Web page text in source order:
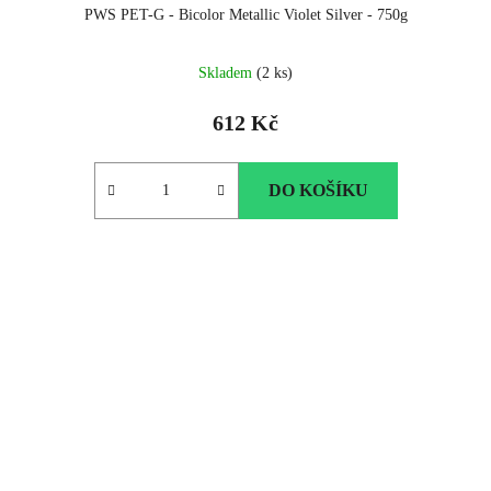
PWS PET-G - Bicolor Metallic Violet Silver - 750g
Skladem (2 ks)
612 Kč
DO KOŠÍKU